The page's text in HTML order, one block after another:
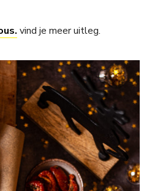
vind je meer uitleg.